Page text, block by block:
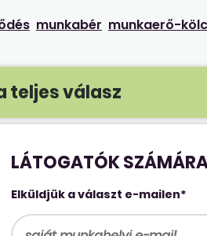
munkabér munkaerő-
teljes válasz
LÁTOGATÓK
Elküldjük a választ e-mailen*